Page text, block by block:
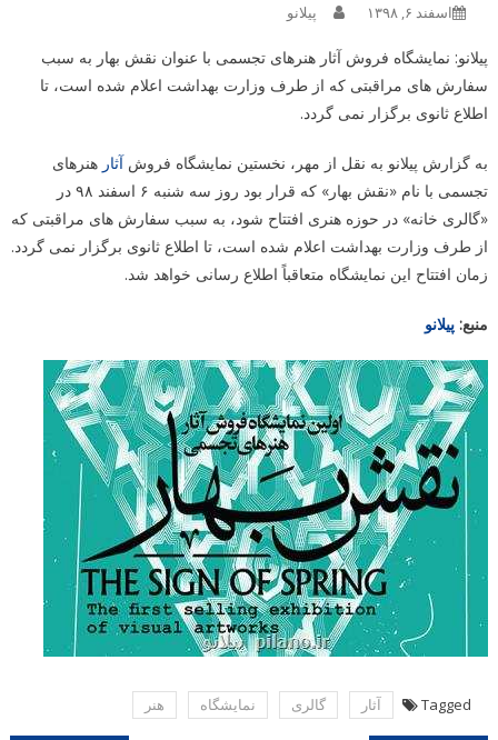
اسفند ۶, ۱۳۹۸ پیلانو
پیلانو: نمایشگاه فروش آثار هنرهای تجسمی با عنوان نقش بهار به سبب
سفارش های مراقبتی که از طرف وزارت بهداشت اعلام شده است، تا
اطلاع ثانوی برگزار نمی گردد.
به گزارش پیلانو به نقل از مهر، نخستین نمایشگاه فروش آثار هنرهای
تجسمی با نام «نقش بهار» که قرار بود روز سه شنبه ۶ اسفند ۹۸ در
«گالری خانه» در حوزه هنری افتتاح شود، به سبب سفارش های مراقبتی که
از طرف وزارت بهداشت اعلام شده است، تا اطلاع ثانوی برگزار نمی گردد.
زمان افتتاح این نمایشگاه متعاقباً اطلاع رسانی خواهد شد.
منبع: پیلانو
Tagged آثار گالری نمایشگاه هنر